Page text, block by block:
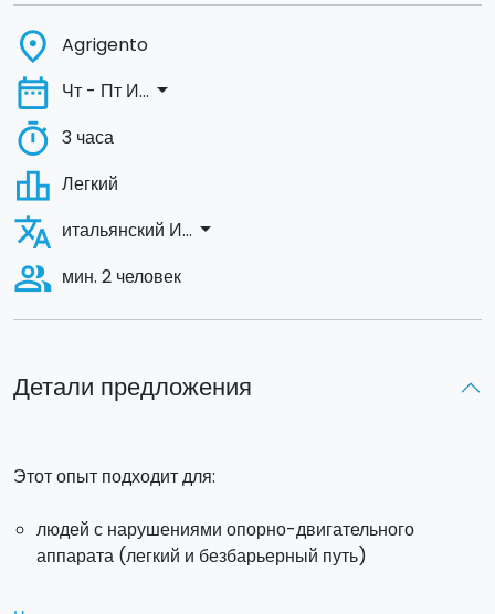
Детали предложения
Этот опыт подходит для:
людей с нарушениями опорно-двигательного
аппарата (легкий и безбарьерный путь)
place Agrigento
date_range Чт - Пт И... arrow_drop_down
timer 3 часа
leaderboard Легкий
translate итальянский И... arrow_drop_down
people_alt мин. 2 человек